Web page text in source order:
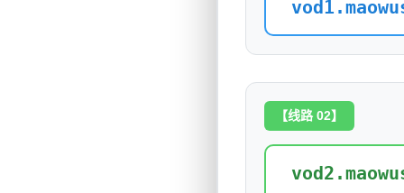
【线路 02】